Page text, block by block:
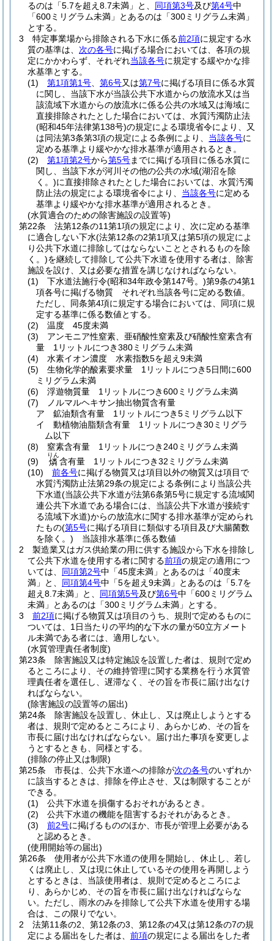
るのは「5.7を超え8.7未満」と、 同項第3号及び第4号中
「600ミリグラム未満」とあるのは「300ミリグラム未満」
とする。
3
特定事業場から排除される下水に係る前2項に規定する水
質の基準は、 次の各号に掲げる場合においては、各項の規
定にかかわらず、それぞれ当該各号に規定する緩やかな排
水基準とする。
(1)
第1項第1号 第6号又は第7号に掲げる項目に係る水質
に関し、当該下水が当該公共下水道からの放流水又は当
該流域下水道からの放流水に係る公共の水域又は海域に
直接排除されたとした場合においては、水質汚濁防止法
(昭和45年法律第138号)の規定による環境省令により、又
は同法第3条第3項の規定による条例により、 当該各号に
定める基準より緩やかな排水基準が適用されるとき。
(2)
第1項第2号から第5号までに掲げる項目に係る水質に
関し、当該下水が河川その他の公共の水域(湖沼を除
く。)に直接排除されたとした場合においては、水質汚濁
防止法の規定による環境省令により、 当該各号に定める
基準より緩やかな排水基準が適用されるとき。
(水質適合のための除害施設の設置等)
第22条
法第12条の11第1項の規定により、次に定める基準
に適合しない下水(法第12条の2第1項又は第5項の規定によ
り公共下水道に排除してはならないこととされるものを除
く。)を継続して排除して公共下水道を使用する者は、除害
施設を設け、又は必要な措置を講じなければならない。
(1)
下水道法施行令(昭和34年政令第147号。)第9条の4第1
項各号に掲げる物質 それぞれ当該各号に定める数値。
ただし、同条第4項に規定する場合においては、同項に規
定する基準に係る数値とする。
(2)
温度 45度未満
(3)
アンモニア性窒素、亜硝酸性窒素及び硝酸性窒素含有
量 1リットルにつき380ミリグラム未満
(4)
水素イオン濃度 水素指数5を超え9未満
(5)
生物化学的酸素要求量 1リットルにつき5日間に600
ミリグラム未満
(6)
浮遊物質量 1リットルにつき600ミリグラム未満
(7)
ノルマルヘキサン抽出物質含有量
ア
鉱油類含有量 1リットルにつき5ミリグラム以下
イ
動植物油脂類含有量 1リットルにつき30ミリグラ
ム以下
(8)
窒素含有量 1リットルにつき240ミリグラム未満
(9)
燐
りん
含有量 1リットルにつき32ミリグラム未満
(10)
前各号に掲げる物質又は項目以外の物質又は項目で
水質汚濁防止法第29条の規定による条例により当該公共
下水道(当該公共下水道が法第6条第5号に規定する流域関
連公共下水道である場合には、当該公共下水道が接続す
る流域下水道)からの放流水に関する排水基準が定められ
たもの(第5号に掲げる項目に類似する項目及び大腸菌数
を除く。) 当該排水基準に係る数値
2
製造業又はガス供給業の用に供する施設から下水を排除し
て公共下水道を使用する者に関する前項の規定の適用につ
いては、 同項第2号中「45度未満」とあるのは「40度未
満」と、 同項第4号中「5を超え9未満」とあるのは「5.7を
超え8.7未満」と、 同項第5号及び第6号中「600ミリグラム
未満」とあるのは「300ミリグラム未満」とする。
3
前2項に掲げる物質又は項目のうち、規則で定めるものに
ついては、1日当たりの平均的な下水の量が50立方メート
ル未満である者には、適用しない。
(水質管理責任者制度)
第23条
除害施設又は特定施設を設置した者は、規則で定め
るところにより、その維持管理に関する業務を行う水質管
理責任者を選任し、遅滞なく、その旨を市長に届け出なけ
ればならない。
(除害施設の設置等の届出)
第24条
除害施設を設置し、休止し、又は廃止しようとする
者は、規則で定めるところにより、あらかじめ、その旨を
市長に届け出なければならない。
届け出た事項を変更しよ
うとするときも、同様とする。
(排除の停止又は制限)
第25条
市長は、公共下水道への排除が次の各号のいずれか
に該当するときは、排除を停止させ、又は制限することが
できる。
(1)
公共下水道を損傷するおそれがあるとき。
(2)
公共下水道の機能を阻害するおそれがあるとき。
(3)
前2号に掲げるもののほか、市長が管理上必要がある
と認めるとき。
(使用開始等の届出)
第26条
使用者が公共下水道の使用を開始し、休止し、若し
くは廃止し、又は現に休止しているその使用を再開しよう
とするときは、当該使用者は、規則で定めるところによ
り、あらかじめ、その旨を市長に届け出なければならな
い。 ただし、雨水のみを排除して公共下水道を使用する場
合は、この限りでない。
2
法第11条の2、第12条の3、第12条の4又は第12条の7の規
定による届出をした者は、 前項の規定による届出をした者